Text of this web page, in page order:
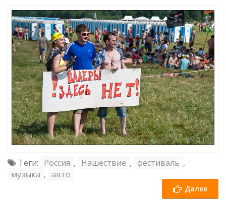
Теги: Россия , Нашествие , фестиваль ,
музыка , авто
Далее